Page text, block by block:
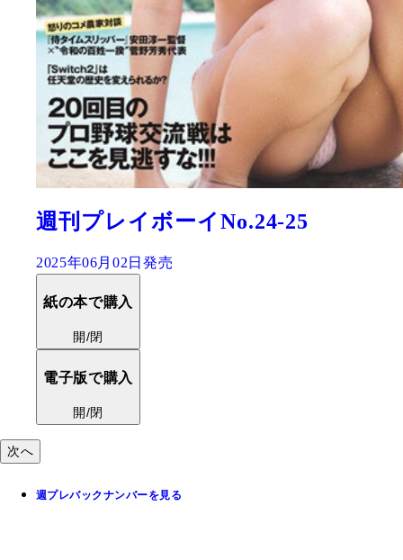
週刊プレイボーイNo.26
2025年06月16日発売
紙の本で購入
電子版で購入
次へ
週プレバックナンバーを見る